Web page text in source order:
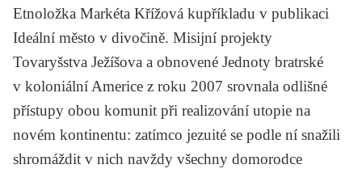
ILIGLOSA
Etnoložka Markéta Křížová kupříkladu v publikaci
Ideální město v divočině. Misijní projekty
Tovaryšstva Ježíšova a obnovené Jednoty bratrské
v koloniální Americe z roku 2007 srovnala odlišné
přístupy obou komunit při realizování utopie na
novém kontinentu: zatímco jezuité se podle ní snažili
shromáždit v nich navždy všechny domorodce